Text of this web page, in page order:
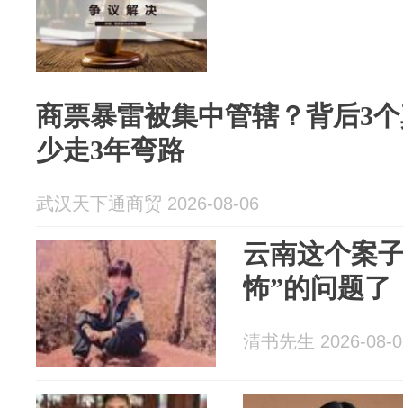
商票暴雷被集中管辖？背后3
少走3年弯路
武汉天下通商贸 2026-08-06
云南这个案
怖”的问题了
清书先生 2026-08-